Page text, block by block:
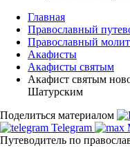
Главная
Православный
Православный
Акафисты
Акафисты святым
Акафист святым
Шатурским
Поделиться материалом
Telegram
Путеводитель по